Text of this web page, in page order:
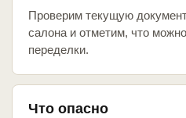
Проверим текущую
салона и отметим, что
переделки.
Что опасно